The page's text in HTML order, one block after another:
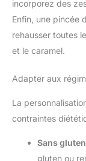
incorporez des
Enfin, une pincée
rehausser toutes
et le caramel.
Adapter aux
La
contraintes
Sans
gluten ou